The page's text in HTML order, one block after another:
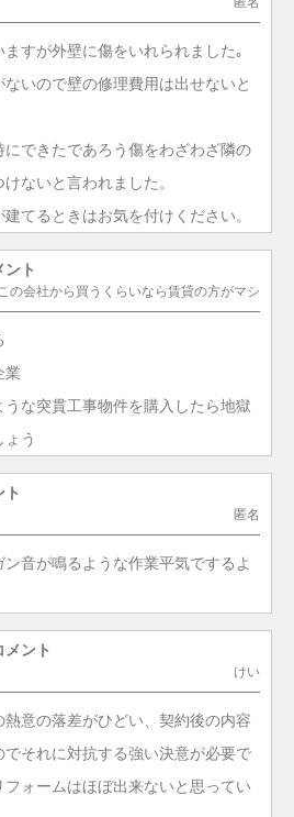
すが外壁に傷をいれられました｡
いので壁の修理費用は出せないと
できたであろう傷をわざわざ隣の
ないと言われました。
てるときはお気を付けください。
ント
の会社から買うくらいなら賃貸の方がマシ
業
な突貫工事物件を購入したら地獄
う
ト
匿名
音が鳴るような作業平気でするよ
メント
けい
意の落差がひどい、契約後の内容
それに対抗する強い決意が必要で
ォームはほぼ出来ないと思ってい